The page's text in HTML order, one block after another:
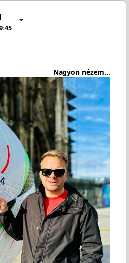
Nagyon nézem...